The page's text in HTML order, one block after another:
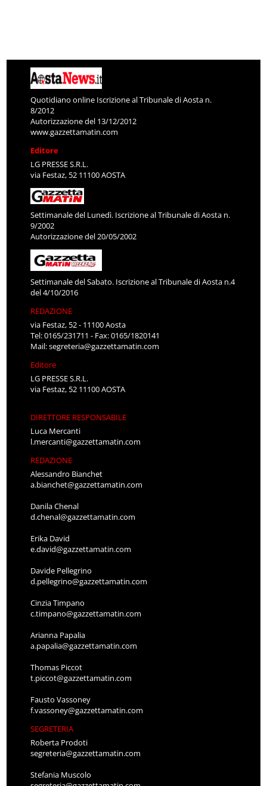
Quotidiano online Iscrizione al Tribunale di Aosta n.
8/2012
Autorizzazione del 13/12/2012
www.gazzettamatin.com
Editore
LG PRESSE S.R.L.
via Festaz, 52 11100 AOSTA
Settimanale del Lunedì. Iscrizione al Tribunale di Aosta n.
9/2002
Autorizzazione del 20/05/2002
Settimanale del Sabato. Iscrizione al Tribunale di Aosta n.4
del 4/10/2016
REDAZIONE
via Festaz, 52 - 11100 Aosta
Tel: 0165/231711 - Fax: 0165/1820141
Mail:segreteria@gazzettamatin.com
Editore
LG PRESSE S.R.L.
via Festaz, 52 11100 AOSTA
DIRETTORE RESPONSABILE
Luca Mercanti
l.mercanti@gazzettamatin.com
REDAZIONE
Alessandro Bianchet
a.bianchet@gazzettamatin.com
Danila Chenal
d.chenal@gazzettamatin.com
Erika David
e.david@gazzettamatin.com
Davide Pellegrino
d.pellegrino@gazzettamatin.com
Cinzia Timpano
c.timpano@gazzettamatin.com
Arianna Papalia
a.papalia@gazzettamatin.com
Thomas Piccot
t.piccot@gazzettamatin.com
Fausto Vassoney
f.vassoney@gazzettamatin.com
SEGRETERIA
Roberta Prodoti
segreteria@gazzettamatin.com
Stefania Muscolo